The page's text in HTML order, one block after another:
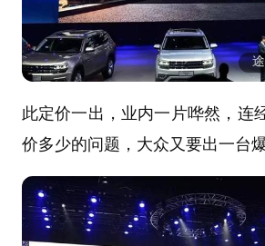
此定价一出，业内一片哗然，连
价多少的问题，大众又要出一台爆